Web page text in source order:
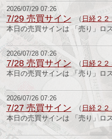
チ
ス
ロ
オ
ン
ラ
イ
2026/07/29 07:26
7/29 売買サイン （日経２
本日の売買サインは 「売り」ロ
2026/07/28 07:26
7/28 売買サイン （ 日経２
本日の売買サインは 「売り」ロ
2026/07/26 07:26
7/27 売買サイン （ 日経２
本日の売買サインは 「売り」ロ